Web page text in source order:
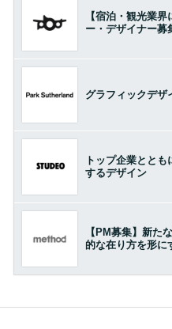
【宿泊・観光業
ー・デザイナー募
グラフィックデザ
トップ企業とと
するデザイン
【PM募集】新た
的な在り方を形に